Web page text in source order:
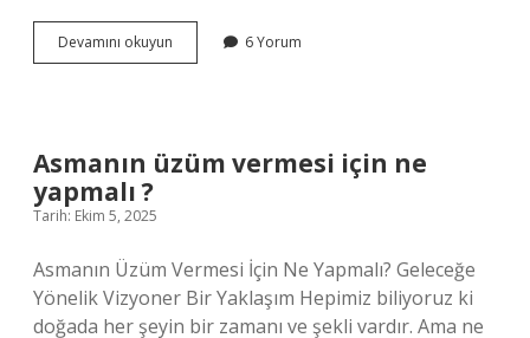
Devamını okuyun
ne
6 Yorum
Asmanın üzüm vermesi için ne
yapmalı ?
Tarih: Ekim 5, 2025
Asmanın Üzüm Vermesi İçin Ne Yapmalı? Geleceğe
Yönelik Vizyoner Bir Yaklaşım Hepimiz biliyoruz ki
doğada her şeyin bir zamanı ve şekli vardır. Ama ne